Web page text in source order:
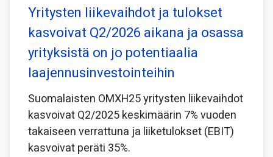
Yritysten liikevaihdot ja tulokset
kasvoivat Q2/2026 aikana ja osassa
yrityksistä on jo potentiaalia
laajennusinvestointeihin
Suomalaisten OMXH25 yritysten liikevaihdot
kasvoivat Q2/2025 keskimäärin 7% vuoden
takaiseen verrattuna ja liiketulokset (EBIT)
kasvoivat peräti 35%.